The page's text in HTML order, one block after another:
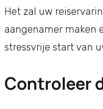
Het zal uw
aangenamer maken
stressvrije start van
Controleer